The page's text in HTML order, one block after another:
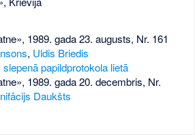
1989. gada 23. augusts, Nr. 161
, Uldis Briedis
papildprotokola lietā
1989. gada 20. decembris, Nr.
Daukšts